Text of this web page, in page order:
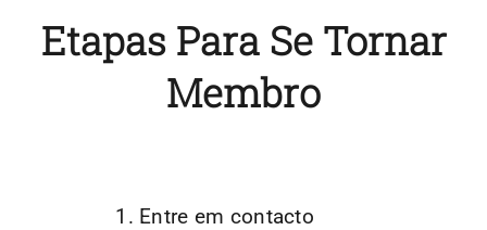
Etapas Para Se Tornar
Membro
Entre em contacto